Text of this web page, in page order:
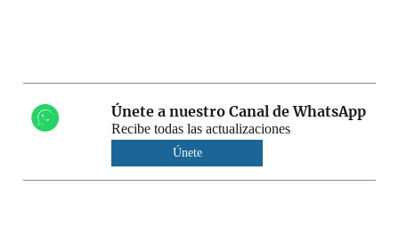
Únete a nuestro Canal de WhatsApp
Recibe todas las actualizaciones
Únete